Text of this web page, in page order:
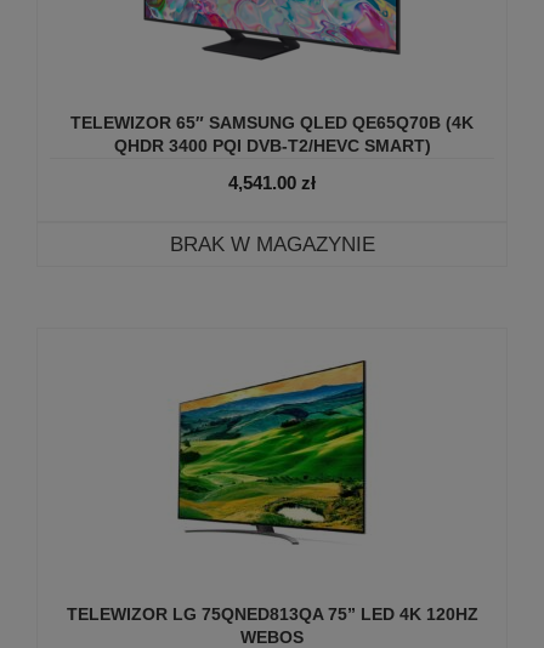
TELEWIZOR 65″ SAMSUNG QLED QE65Q70B (4K
QHDR 3400 PQI DVB-T2/­HEVC SMART)
4,541.00 zł
BRAK W MAGAZYNIE
TELEWIZOR LG 75QNED813QA 75” LED 4K 120HZ
WEBOS